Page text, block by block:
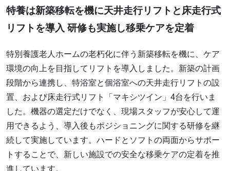
特養は新築移転を機に天井走行リフトと床走行式
リフトを導入 研修も実施し移乗ケアを定着
特別養護老人ホームの老朽化に伴う新築移転を機に、ケア
環境の向上を目指してリフトを導入しました。新築の計画
段階から連携し、特浴室と個浴室への天井走行リフトの設
置、および床走行式リフト「マキシツイン」4台を行いま
した。機器の選定だけでなく、現場スタッフが安心して運
用できるよう、導入後もポジショニングに関する研修を継
続して実施しています。ハードとソフトの両面からサポー
トすることで、新しい施設での安全な移乗ケアの定着を推
進しています。